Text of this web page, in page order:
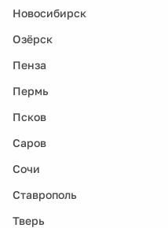
Новосибирск
Озёрск
Пенза
Пермь
Псков
Саров
Сочи
Ставрополь
Тверь